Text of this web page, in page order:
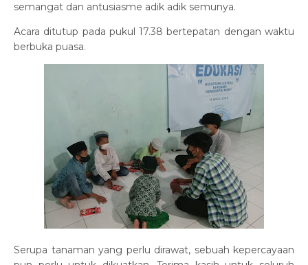
semangat dan antusiasme adik adik semunya.
Acara ditutup pada pukul 17.38 bertepatan dengan waktu
berbuka puasa.
Serupa tanaman yang perlu dirawat, sebuah kepercayaan